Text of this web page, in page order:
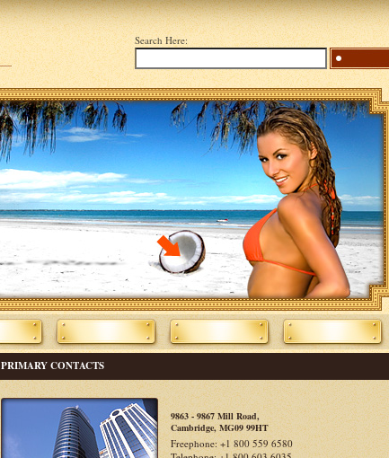
Search Here:
PRIMARY CONTACTS
9863 - 9867 Mill Road,
Cambridge, MG09 99HT
Freephone: +1 800 559 6580